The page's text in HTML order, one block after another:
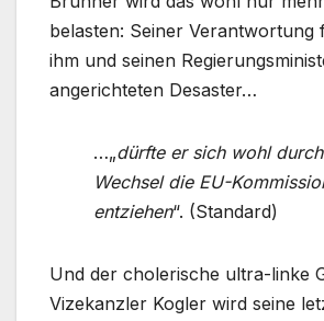
belasten: Seiner Verantwortung
ihm und seinen
angerichteten Desaster…
…„dürfte er sich wohl
Wechsel die EU-
entziehen“. (Standard)
Und der cholerische ultra-linke
Vizekanzler Kogler wird seine